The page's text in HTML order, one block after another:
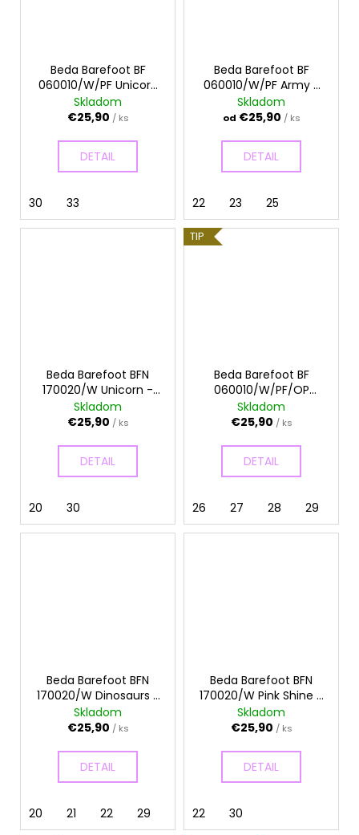
Beda Barefoot BF
060010/W/PF Unicorn
- Papuče
Skladom
€25,90 / ks
DETAIL
30 33
Beda Barefoot BF
060010/W/PF Army -
Papuče
Skladom
od €25,90 / ks
DETAIL
22 23 25
Beda Barefoot BFN
170020/W Unicorn -
Papuče
Skladom
€25,90 / ks
DETAIL
20 30
TIP
Beda Barefoot BF
060010/W/PF/OP
Graffiti - Papuče
Skladom
€25,90 / ks
DETAIL
26 27 28 29
Beda Barefoot BFN
170020/W Dinosaurs -
Papuče
Skladom
€25,90 / ks
DETAIL
20 21 22 29
Beda Barefoot BFN
170020/W Pink Shine -
Papuče
Skladom
€25,90 / ks
DETAIL
22 30